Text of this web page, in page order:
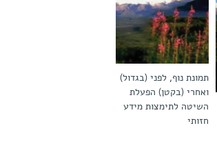
תמונת נוף, לפני (בגדול)
ואחרי (בקטן) הפעלת
השיטה לתימצות מידע
חזותי